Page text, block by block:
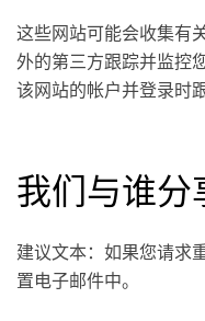
这些网站可能会收集有
外的第三方跟踪并监控
该网站的帐户并登录时
我们与谁分
建议文本：如果您请求
置电子邮件中。